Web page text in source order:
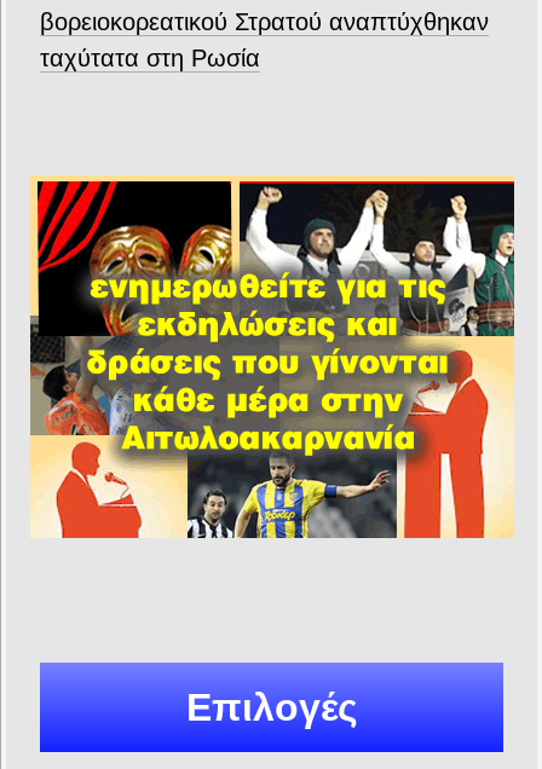
βορειοκορεατικού Στρατού αναπτύχθηκαν
ταχύτατα στη Ρωσία
Επιλογές